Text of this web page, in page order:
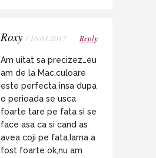
Roxy / 16.03.2017 Reply
Am uitat sa precizez…eu
am de la Mac,culoare
este perfecta insa dupa
o perioada se usca
foarte tare pe fata si se
face asa ca si cand as
avea coji pe fata.Iarna a
fost foarte ok,nu am